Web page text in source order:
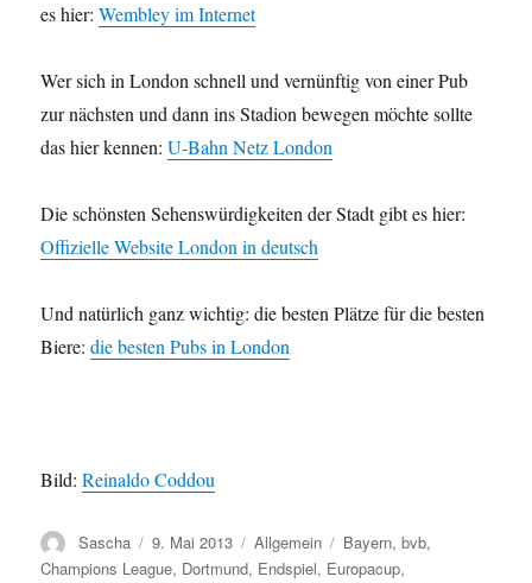
es hier:Wembley im Internet
Wer sich in London schnell und vernünftig von einer Pub
zur nächsten und dann ins Stadion bewegen möchte sollte
das hier kennen:U-Bahn Netz London
Die schönsten Sehenswürdigkeiten der Stadt gibt es hier:
Offizielle Website London in deutsch
Und natürlich ganz wichtig: die besten Plätze für die besten
Biere:die besten Pubs in London
Bild:Reinaldo Coddou
Autor
Sascha
Veröffentlicht
am
9. Mai 2013 Kategorien
Allgemein Schlagwörter
Bayern,bvb,
Champions League, Dortmund, Endspiel, Europacup,